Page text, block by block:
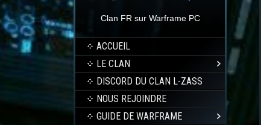
Clan FR sur Warframe PC
ACCUEIL
LE CLAN
DISCORD DU CLAN L-ZASS
NOUS REJOINDRE
GUIDE DE WARFRAME